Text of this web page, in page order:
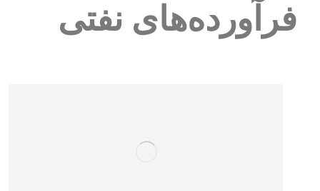
فرآورده‌های نفتی